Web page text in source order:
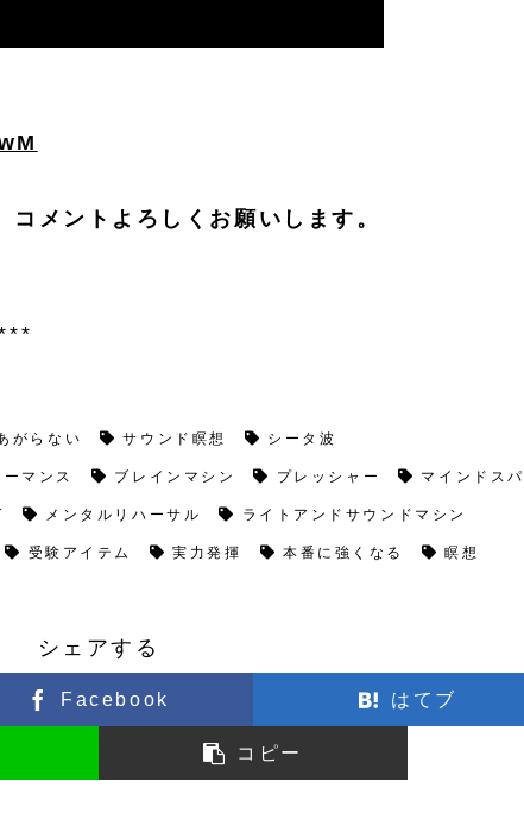
メントよろしくお願いします。
がらない サウンド瞑想 シータ波
マンス ブレインマシン プレッシャー マインドスパ
メンタルリハーサル ライトアンドサウンドマシン
受験アイテム 実力発揮 本番に強くなる 瞑想
シェアする
Facebook はてブ
コピー